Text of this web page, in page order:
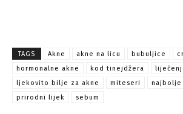
TAGS Akne akne na licu bubuljice
hormonalne akne
kod tinejdžera
ljekovito bilje za akne
miteseri
najbolje
prirodni lijek
sebum